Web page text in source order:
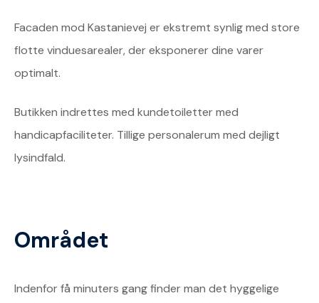
Facaden mod Kastanievej er ekstremt synlig med store
flotte vinduesarealer, der eksponerer dine varer
optimalt.
Butikken indrettes med kundetoiletter med
handicapfaciliteter. Tillige personalerum med dejligt
lysindfald.
Området
Indenfor få minuters gang finder man det hyggelige